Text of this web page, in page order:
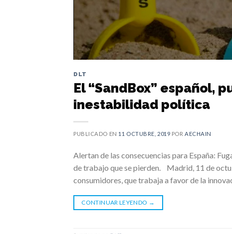
DLT
El “SandBox” español,
inestabilidad política
PUBLICADO EN 11 OCTUBRE, 2019 POR AECHAIN
Alertan de las consecuencias para España:
de trabajo que se pierden. Madrid, 11 de
consumidores, que trabaja a favor de la
CONTINUAR LEYENDO →